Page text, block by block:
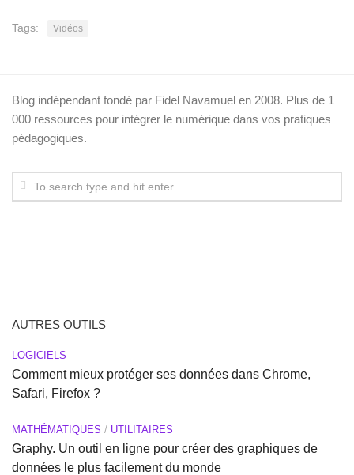
Tags: Vidéos
Blog indépendant fondé par Fidel Navamuel en 2008. Plus de 1
000 ressources pour intégrer le numérique dans vos pratiques
pédagogiques.
AUTRES OUTILS
LOGICIELS
Comment mieux protéger ses données dans Chrome,
Safari, Firefox ?
MATHÉMATIQUES / UTILITAIRES
Graphy. Un outil en ligne pour créer des graphiques de
données le plus facilement du monde